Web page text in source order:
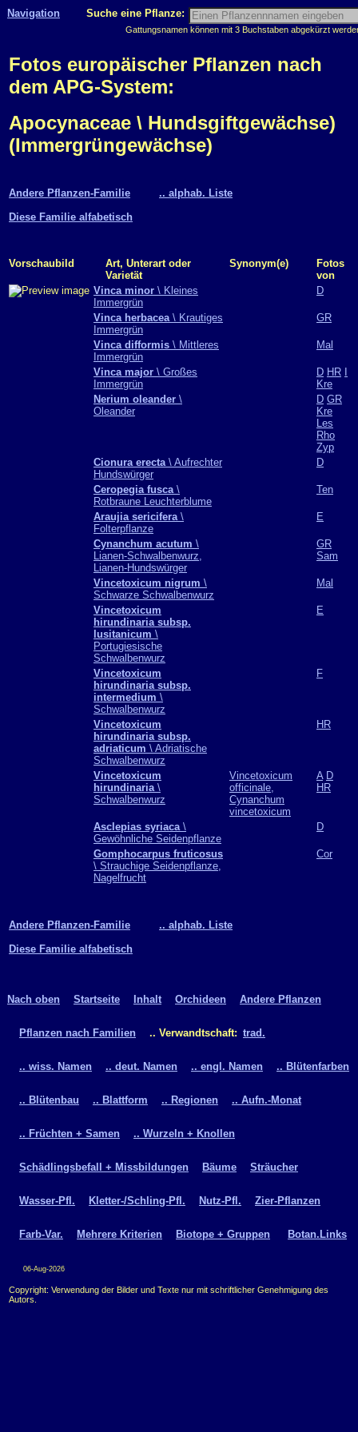
Navigation Suche eine Pflanze:
Gattungsnamen können mit 3 Buchstaben abgekürzt
Fotos europäischer Pflanzen nach
dem APG-System:
Apocynaceae \ Hundsgiftgewächse)
(Immergrüngewächse)
Andere Pflanzen-Familie
.. alphab. Liste
Diese Familie alfabetisch
Vorschaubild
Art, Unterart oder
Varietät
Synonym(e)
Fotos
von
Vinca minor \ Kleines
Immergrün
D
Vinca herbacea\ Krautiges
Immergrün
GR
Vinca difformis \ Mittleres
Immergrün
Mal
Vinca major \ Großes
Immergrün
D HR
Kre
Nerium oleander \
Oleander
D GR
Kre
Les
Rho
Zyp
Cionura erecta\ Aufrechter
Hundswürger
D
Ceropegia fusca\
Rotbraune Leuchterblume
Ten
Araujia sericifera\
Folterpflanze
E
Cynanchum acutum \
Lianen-Schwalbenwurz,
Lianen-Hundswürger
GR
Sam
Vincetoxicum nigrum \
Schwarze Schwalbenwurz
Mal
Vincetoxicum
hirundinaria subsp.
lusitanicum \
Portugiesische
Schwalbenwurz
E
Vincetoxicum
hirundinaria subsp.
intermedium \
Schwalbenwurz
F
Vincetoxicum
hirundinaria subsp.
adriaticum \ Adriatische
Schwalbenwurz
HR
Vincetoxicum
hirundinaria\
Schwalbenwurz
Vincetoxicum
officinale,
Cynanchum
vincetoxicum
A D
HR
Asclepias syriaca\
Gewöhnliche Seidenpflanze
D
Gomphocarpus fruticosus
\ Strauchige Seidenpflanze,
Nagelfrucht
Cor
Andere Pflanzen-Familie
.. alphab. Liste
Diese Familie alfabetisch
Nach oben Startseite Inhalt Orchideen Andere Pflanzen
Pflanzen nach Familien .. Verwandtschaft: trad.
.. wiss. Namen .. deut. Namen .. engl. Namen .. Blütenfarben
.. Blütenbau .. Blattform .. Regionen .. Aufn.-Monat
.. Früchten + Samen .. Wurzeln + Knollen
Schädlingsbefall + Missbildungen Bäume Sträucher
Wasser-Pfl. Kletter-/Schling-Pfl. Nutz-Pfl. Zier-Pflanzen
Farb-Var. Mehrere Kriterien Biotope + Gruppen Botan.Links
06-Aug-2026
Copyright: Verwendung der Bilder und Texte nur mit schriftlicher Genehmigung des
Autors.